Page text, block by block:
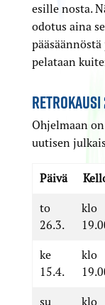
esille nosta.
odotus aina
pelataan
Ohjelmaan
uutisen
Päivä
to
26.3.
klo
ke
15.4.
klo
su
klo